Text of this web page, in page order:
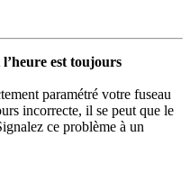
est toujours
paramétré votre fuseau
incorrecte, il se peut que le
ce problème à un